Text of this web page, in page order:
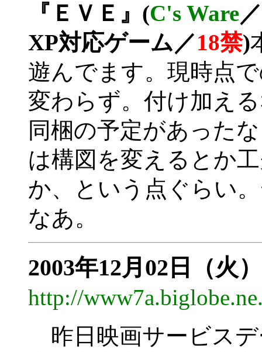
『ＥＶＥ』(C's Ware
XP対応ゲーム／18禁)
遊んでます。現時点
変わらず。付け加え
同梱の予定があった
は構図を変えるとか
か、という点ぐらい
なあ。
2003年12月02日（火）
http://
昨日映画サービス